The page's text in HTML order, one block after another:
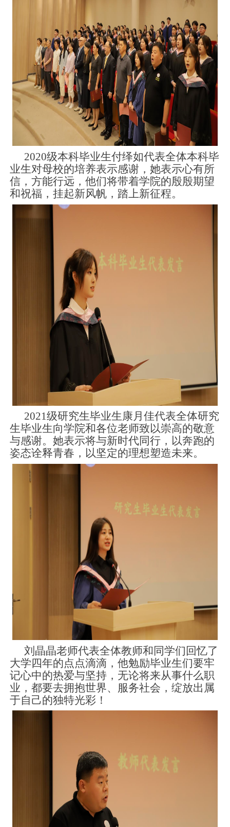
2020级本科毕业生付绎如代表全体本科毕
业生对母校的培养表示感谢，她表示心有所
信，方能行远，他们将带着学院的殷殷期望
和祝福，挂起新风帆，踏上新征程。
2021级研究生毕业生康月佳代表全体研究
生毕业生向学院和各位老师致以崇高的敬意
与感谢。她表示将与新时代同行，以奔跑的
姿态诠释青春，以坚定的理想塑造未来。
刘晶晶老师代表全体教师和同学们回忆了
大学四年的点点滴滴，他勉励毕业生们要牢
记心中的热爱与坚持，无论将来从事什么职
业，都要去拥抱世界、服务社会，绽放出属
于自己的独特光彩！